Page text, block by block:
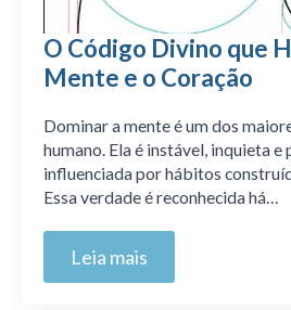
O Código Divino que
Mente e o Coração
Dominar a mente é um dos
humano. Ela é instável, inquieta
influenciada por hábitos
Essa verdade é reconhecida há…
Leia mais